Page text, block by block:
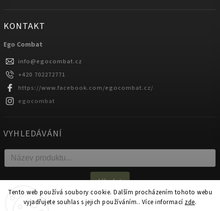
Tento web používá soubory cookie. Dalším procházením tohoto webu
vyjadřujete souhlas s jejich používáním.. Více informací zde.
KONTAKT
Ego Combat
info@egocombat.cz
+420 702272771
https://www.facebook.com/egocombat.cz/
egocombat
VYHLEDÁVÁNÍ
Hledat